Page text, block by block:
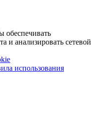
обеспечивать
и анализировать сетевой
использования